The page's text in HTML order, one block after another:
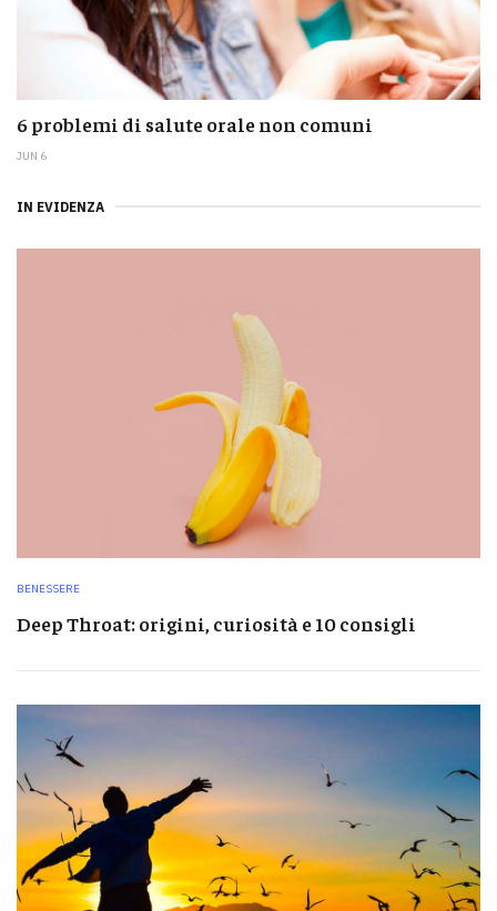
6 problemi di salute orale non comuni
JUN 6
IN EVIDENZA
BENESSERE
Deep Throat: origini, curiosità e 10 consigli